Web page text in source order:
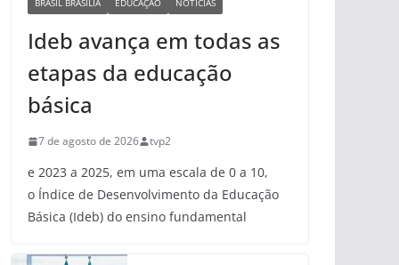
BRASIL BRASÍLIA EDUCAÇÃO NOTÍCIAS
Ideb avança em todas as
etapas da educação
básica
7 de agosto de 2026 tvp2
e 2023 a 2025, em uma escala de 0 a 10,
o Índice de Desenvolvimento da Educação
Básica (Ideb) do ensino fundamental